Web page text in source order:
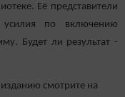
Её представители
по включению
Будет ли результат -
смотрите на